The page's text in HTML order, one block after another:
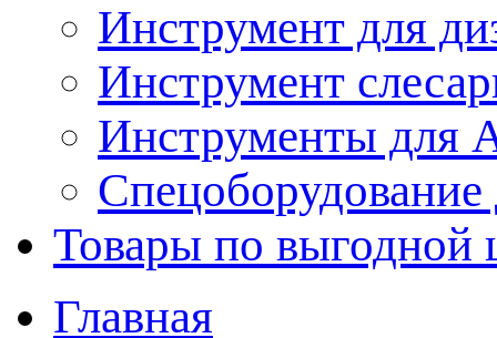
Инструмент для
Инструмент
Инструменты
Спецоборудование
Товары по выгодной
Главная